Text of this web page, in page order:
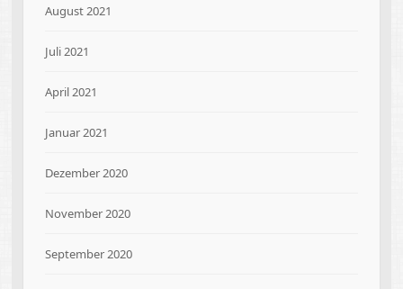
August 2021
Juli 2021
April 2021
Januar 2021
Dezember 2020
November 2020
September 2020